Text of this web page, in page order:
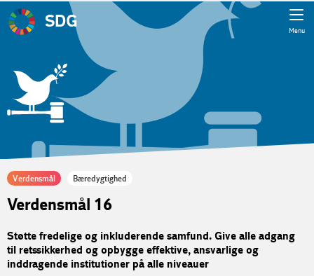
SDG Menu
Verdensmål Bæredygtighed
Verdensmål 16
Støtte fredelige og inkluderende samfund. Give alle adgang
til retssikkerhed og opbygge effektive, ansvarlige og
inddragende institutioner på alle niveauer